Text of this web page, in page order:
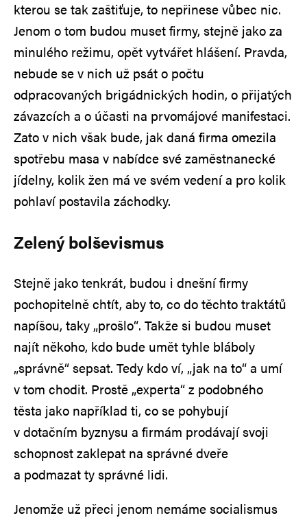
kterou se tak zaštiťuje, to nepřinese vůbec nic.
Jenom o tom budou muset firmy, stejně jako za
minulého režimu, opět vytvářet hlášení. Pravda,
nebude se v nich už psát o počtu
odpracovaných brigádnických hodin, o přijatých
závazcích a o účasti na prvomájové manifestaci.
Zato v nich však bude, jak daná firma omezila
spotřebu masa v nabídce své zaměstnanecké
jídelny, kolik žen má ve svém vedení a pro kolik
pohlaví postavila záchodky.
Zelený bolševismus
Stejně jako tenkrát, budou i dnešní firmy
pochopitelně chtít, aby to, co do těchto traktátů
napíšou, taky „prošlo“. Takže si budou muset
najít někoho, kdo bude umět tyhle bláboly
„správně“ sepsat. Tedy kdo ví, „jak na to“ a umí
v tom chodit. Prostě „experta“ z podobného
těsta jako například ti, co se pohybují
v dotačním byznysu a firmám prodávají svoji
schopnost zaklepat na správné dveře
a podmazat ty správné lidi.
Jenomže už přeci jenom nemáme socialismus